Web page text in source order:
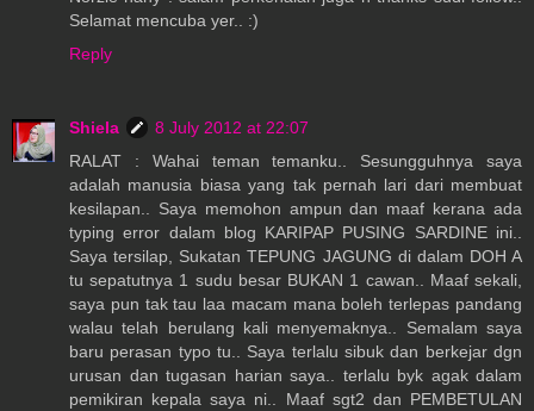
Selamat mencuba yer.. :)
Reply
Shiela
8 July 2012 at 22:07
RALAT : Wahai teman temanku.. Sesungguhnya saya
adalah manusia biasa yang tak pernah lari dari membuat
kesilapan.. Saya memohon ampun dan maaf kerana ada
typing error dalam blog KARIPAP PUSING SARDINE ini..
Saya tersilap, Sukatan TEPUNG JAGUNG di dalam DOH A
tu sepatutnya 1 sudu besar BUKAN 1 cawan.. Maaf sekali,
saya pun tak tau laa macam mana boleh terlepas pandang
walau telah berulang kali menyemaknya.. Semalam saya
baru perasan typo tu.. Saya terlalu sibuk dan berkejar dgn
urusan dan tugasan harian saya.. terlalu byk agak dalam
pemikiran kepala saya ni.. Maaf sgt2 dan PEMBETULAN